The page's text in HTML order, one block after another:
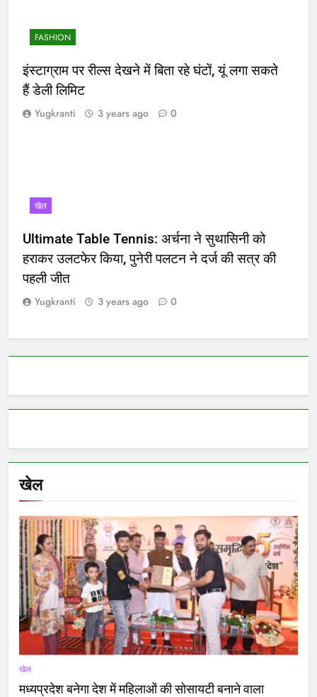
FASHION
इंस्टाग्राम पर रील्स देखने में बिता रहे घंटों, यूं लगा सकते
हैं डेली लिमिट
Yugkranti 3 years ago 0
खेल
Ultimate Table Tennis: अर्चना ने सुथासिनी को
हराकर उलटफेर किया, पुनेरी पलटन ने दर्ज की सत्र की
पहली जीत
Yugkranti 3 years ago 0
खेल
खेल
मध्यप्रदेश बनेगा देश में महिलाओं की सोसायटी बनाने वाला